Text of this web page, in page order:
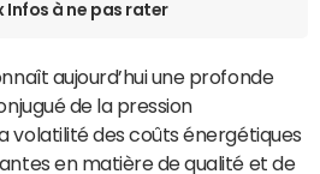
Infos à ne pas rater
aujourd’hui une profonde
de la pression
volatilité des coûts énergétiques
en matière de qualité et de